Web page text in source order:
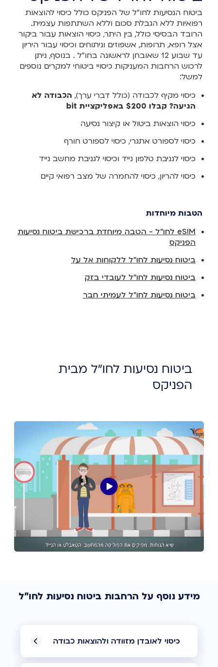
ביטוח הנסיעות לחו"ל של הפניקס כולל כיסוי להוצאות
רפואיות ללא הגבלת סכום וללא השתתפות עצמית.
הרובד הבסיסי כולל, בין היתר, כיסוי הוצאות עבור ביקור
אצל רופא, תרופות, אשפוזים וניתוחים וכיסוי עבור היריון
עד שבוע 12 שאובחן לראשונה בחו"ל . בנוסף, ניתן
לרכוש הרחבות המעניקות כיסויי ביטוחי למקרים נוספים
למשל:
כיסוי מקיף לכבודה (כולל דברי ערך), הכבודה לא
הגיעה? קבלו $200 באפליקציית bit
כיסוי הוצאות ביטול או קיצור נסיעה
כיסוי לספורט אתגרי, כיסוי לספורט חורף
כיסוי לגניבת טלפון נייד וכיסוי לגניבת מחשב נייד
כיסוי להריון, כיסוי להחמרה של מצב רפואי קיים
הטבות מיוחדות
eSIM לחו"ל - הטבה מיוחדת ברכישת ביטוח נסיעות
הפניקס
ביטוח נסיעות לחו"ל ללקוחות אל על
ביטוח נסיעות לחו"ל לעובדי בזק
ביטוח נסיעות לחו"ל לעמיתי חבר
ביטוח נסיעות לחו"ל מבית
הפניקס
מידע נוסף על הרחבות ביטוח נסיעות לחו"ל
כיסוי לאובדן מזוודה ולהוצאות כבודה